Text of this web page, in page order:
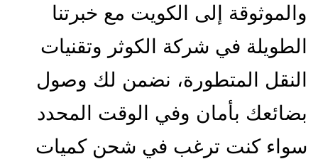
والموثوقة إلى الكويت مع خبرتنا
الطويلة في شركة الكوثر وتقنيات
النقل المتطورة، نضمن لك وصول
بضائعك بأمان وفي الوقت المحدد
سواء كنت ترغب في شحن كميات